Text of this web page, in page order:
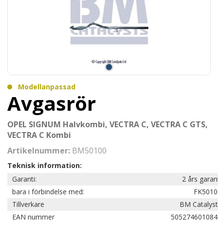
Modellanpassad
Avgasrör
OPEL SIGNUM Halvkombi, VECTRA C, VECTRA C GTS,
VECTRA C Kombi
Artikelnummer: BM50100
Teknisk information:
Garanti:
2 års
bara i förbindelse med:
Tillverkare
BM
EAN nummer